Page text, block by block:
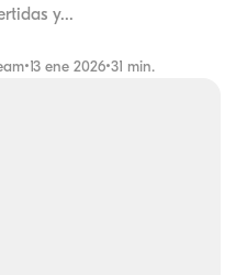
y...
•13 ene 2026•31 min.